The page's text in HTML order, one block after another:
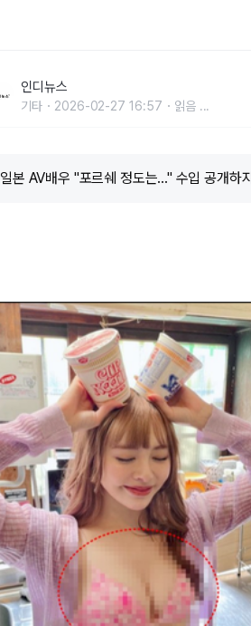
인디뉴스
기타 2026-02-27 16:57 읽음 ...
일본 AV배우 "포르쉐 정도는..." 수입 공개하